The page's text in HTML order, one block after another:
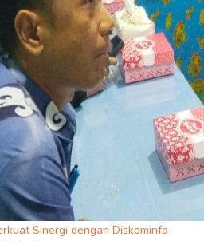
Sinergi dengan Diskominfo